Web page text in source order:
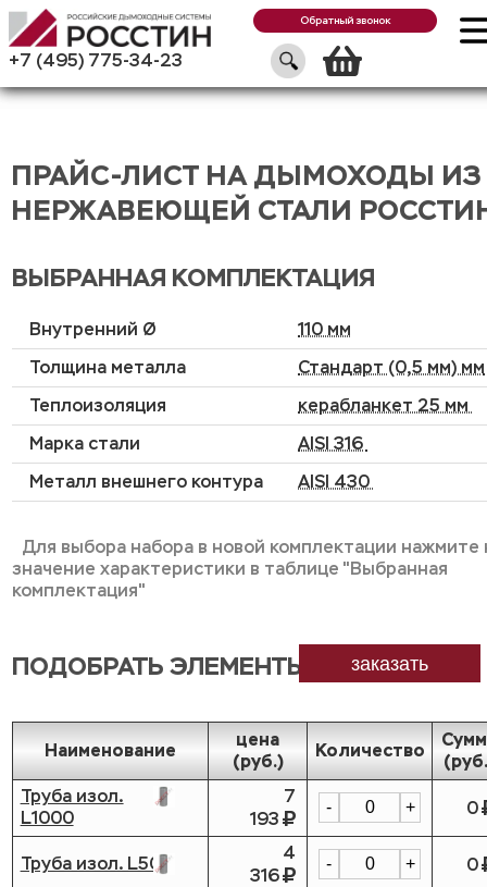
+7 (495) 775-34-23
Обратный звонок
ПРАЙС-ЛИСТ НА ДЫМОХОДЫ ИЗ
НЕРЖАВЕЮЩЕЙ СТАЛИ
ВЫБРАННАЯ КОМПЛЕКТАЦИЯ
Внутренний Ø
110 мм
Толщина металла
Стандарт (0,5 мм) мм
Теплоизоляция
керабланкет 25 мм
Марка стали
AISI 316
Металл внешнего контура
AISI 430
Для выбора набора в новой комплектации нажмите
значение характеристики в таблице "Выбранная
комплектация"
ПОДОБРАТЬ ЭЛЕМЕНТЫ заказать
Наименование
цена
(руб.)
Количество
Труба изол.
L1000
7
193
- + 0
Труба изол. L500
4
316
- + 0